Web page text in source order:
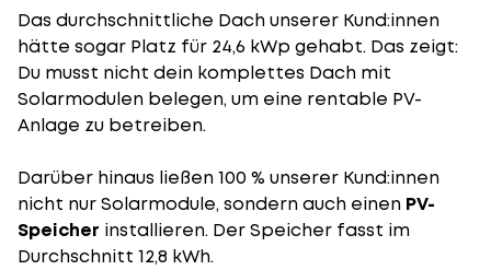
Das durchschnittliche Dach unserer Kund:innen
hätte sogar Platz für 24,6 kWp gehabt. Das zeigt:
Du musst nicht dein komplettes Dach mit
Solarmodulen belegen, um eine rentable PV-
Anlage zu betreiben.
Darüber hinaus ließen 100 % unserer Kund:innen
nicht nur Solarmodule, sondern auch einen PV-
Speicher installieren. Der Speicher fasst im
Durchschnitt 12,8 kWh.